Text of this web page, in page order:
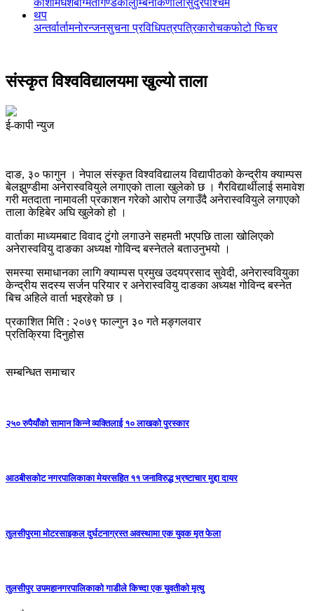
कोशीमधेशबाग्मतीगण्डकीलुम्बिनीकर्णालीसुदुरपश्चिम
थप
अन्तर्वार्तामनोरन्जनसुचना प्रविधिपत्रपत्रिकारोचकफोटो फिचर
संस्कृत विश्वविद्यालयमा खुल्यो ताला
ई-कापी न्युज
दाङ, ३० फागुन । नेपाल संस्कृत विश्वविद्यालय विद्यापीठको केन्द्रीय क्याम्पस
बेलझुण्डीमा अनेरास्ववियुले लगाएको ताला खुलेको छ । गैरविद्यार्थीलाई समावेश
गरी मतदाता नामावली प्रकाशन गरेको आरोप लगाउँदै अनेरास्ववियुले लगाएको
ताला केहिबेर अघि खुलेको हो ।
वार्ताका माध्यमबाट विवाद टुंगो लगाउने सहमती भएपछि ताला खोलिएको
अनेरास्ववियु दाङका अध्यक्ष गोविन्द बस्नेतले बताउनुभयो ।
समस्या समाधानका लागि क्याम्पस प्रमुख उदयप्रसाद सुवेदी, अनेरास्ववियुका
केन्द्रीय सदस्य सर्जन परियार र अनेरास्ववियु दाङका अध्यक्ष गोविन्द बस्नेत
बिच अहिले वार्ता भइरहेको छ ।
प्रकाशित मिति : २०७९ फाल्गुन ३० गते मङ्गलवार
प्रतिक्रिया दिनुहोस
सम्बन्धित समाचार
२५० रुपैयाँको सामान किन्ने व्यक्तिलाई १० लाखको पुरस्कार
आठबीसकोट नगरपालिकाका मेयरसहित ११ जनाविरुद्ध भ्रष्टाचार मुद्दा दायर
तुलसीपुरमा माेटरसाइकल दुर्घटनाग्रस्त अवस्थामा एक युवक मृत फेला
तुलसीपुर उपमहानगरपालिकाकाे गाडीले किच्दा एक युवतीकाे मृत्यु